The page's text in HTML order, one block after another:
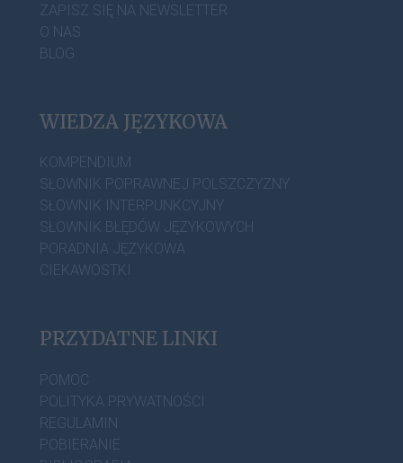
ZAPISZ SIĘ NA NEWSLETTER
O NAS
BLOG
WIEDZA JĘZYKOWA
KOMPENDIUM
SŁOWNIK POPRAWNEJ POLSZCZYZNY
SŁOWNIK INTERPUNKCYJNY
SŁOWNIK BŁĘDÓW JĘZYKOWYCH
PORADNIA JĘZYKOWA
CIEKAWOSTKI
PRZYDATNE LINKI
POMOC
POLITYKA PRYWATNOŚCI
REGULAMIN
POBIERANIE